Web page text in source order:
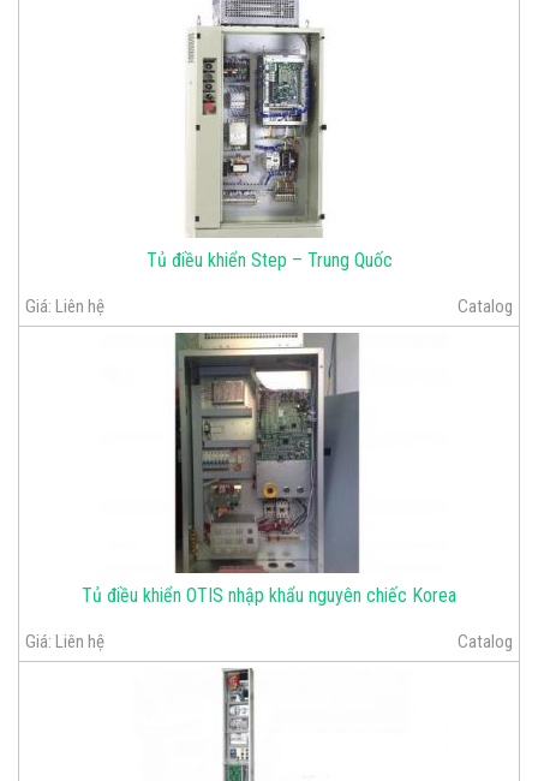
Tủ điều khiển Step – Trung Quốc
Giá: Liên hệ Catalog
Tủ điều khiển OTIS nhập khẩu nguyên chiếc Korea
Giá: Liên hệ Catalog